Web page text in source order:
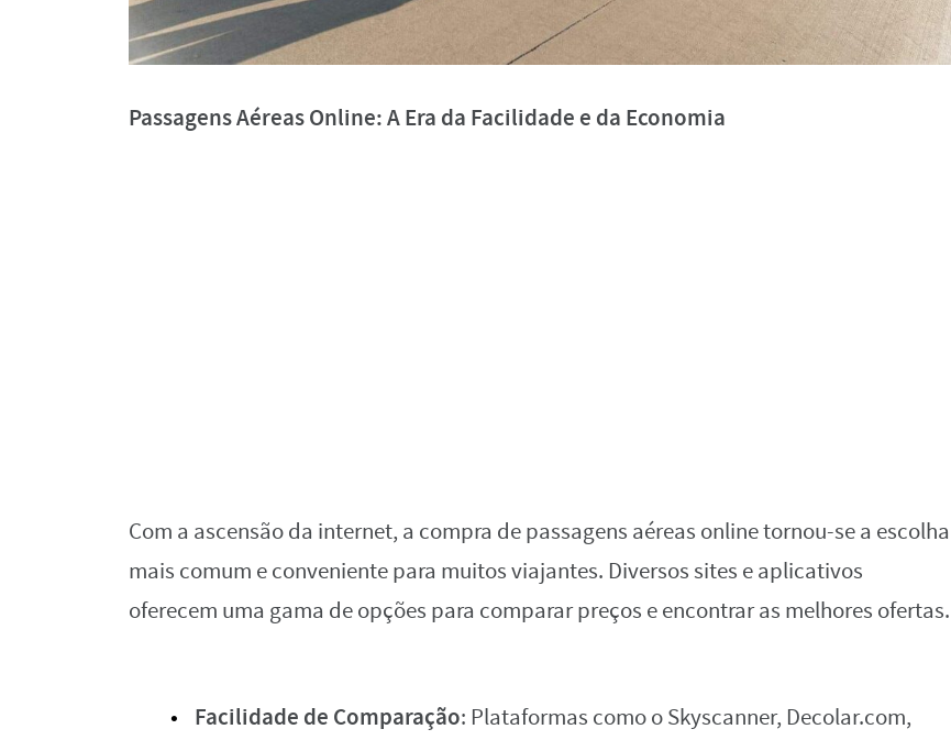
Passagens Aéreas Online: A Era da Facilidade e da Economia
Com a ascensão da internet, a compra de passagens aéreas online tornou-se a escolha
mais comum e conveniente para muitos viajantes. Diversos sites e aplicativos
oferecem uma gama de opções para comparar preços e encontrar as melhores ofertas.
Facilidade de Comparação: Plataformas como o Skyscanner, Decolar.com,